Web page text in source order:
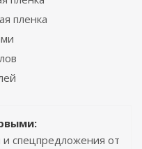
пленка
и спецпредложения от